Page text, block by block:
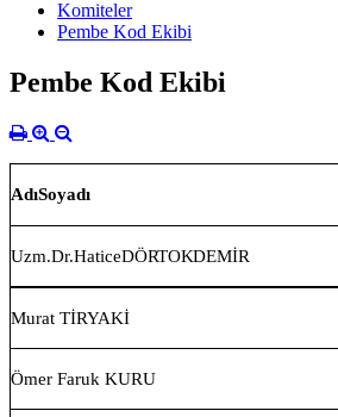
Komiteler
Pembe Kod Ekibi
Pembe Kod Ekibi
AdıSoyadı
Uzm.Dr.HaticeDÖRTOKDEMİR
Murat TİRYAKİ
Ömer Faruk KURU